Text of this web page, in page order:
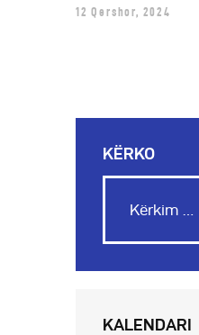
12 Qershor, 2024
KËRKO
KALENDARI